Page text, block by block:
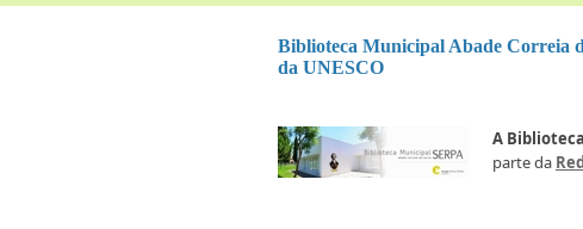
Biblioteca Municipal Abade Correia
da UNESCO
A
parte da